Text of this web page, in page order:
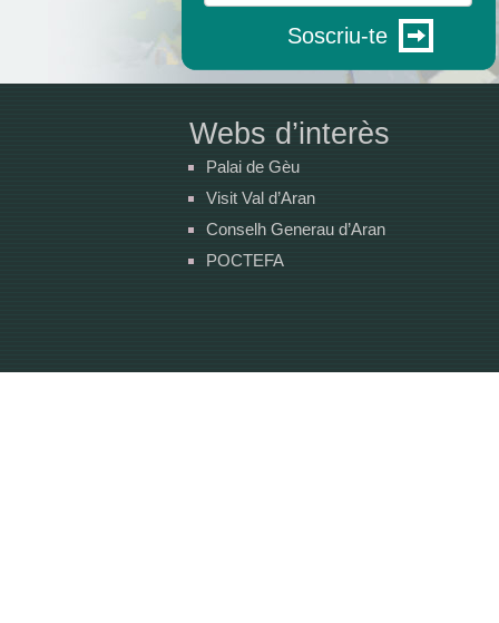
Soscriu-te
Webs d’interès
Palai de Gèu
Visit Val d’Aran
Conselh Generau d’Aran
POCTEFA